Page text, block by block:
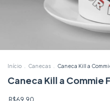
Início Canecas Caneca Kill a
Caneca Kill a Commie